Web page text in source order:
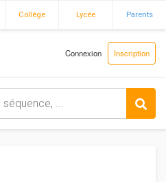
Collège Lycée Parents
Connexion Inscription